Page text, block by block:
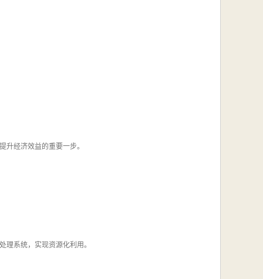
升经济效益的重要一步。
理系统，实现资源化利用。